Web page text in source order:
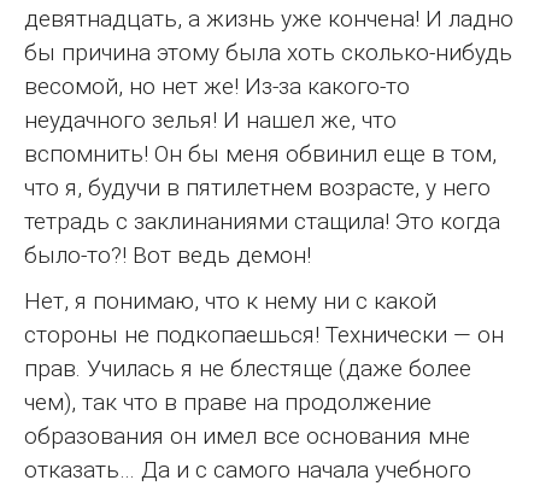
девятнадцать, а жизнь уже кончена! И ладно
бы причина этому была хоть сколько-нибудь
весомой, но нет же! Из-за какого-то
неудачного зелья! И нашел же, что
вспомнить! Он бы меня обвинил еще в том,
что я, будучи в пятилетнем возрасте, у него
тетрадь с заклинаниями стащила! Это когда
было-то?! Вот ведь демон!
Нет, я понимаю, что к нему ни с какой
стороны не подкопаешься! Технически — он
прав. Училась я не блестяще (даже более
чем), так что в праве на продолжение
образования он имел все основания мне
отказать… Да и с самого начала учебного